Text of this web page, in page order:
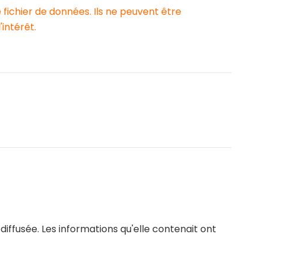
de données. Ils ne peuvent être
Les informations qu'elle contenait ont